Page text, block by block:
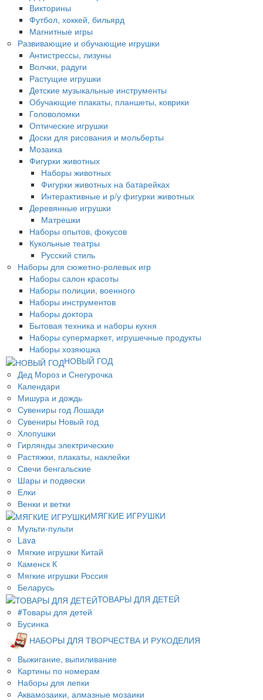
Викторины
Футбол, хоккей, бильярд
Магнитные игры
Развивающие и обучающие игрушки
Антистрессы, лизуны
Волчки, радуги
Растущие игрушки
Детские музыкальные инструменты
Обучающие плакаты, планшеты, коврики
Головоломки
Оптические игрушки
Доски для рисования и мольберты
Мозаика
Фигурки животных
Наборы животных
Фигурки животных на батарейках
Интерактивные и р/у фигурки животных
Деревянные игрушки
Матрешки
Наборы опытов, фокусов
Кукольные театры
Русский стиль
Наборы для сюжетно-ролевых игр
Наборы салон красоты
Наборы полиции, военного
Наборы инструментов
Наборы доктора
Бытовая техника и наборы кухня
Наборы супермаркет, игрушечные продукты
Наборы хозяюшка
НОВЫЙ ГОД
Дед Мороз и Снегурочка
Календари
Мишура и дождь
Сувениры год Лошади
Сувениры Новый год
Хлопушки
Гирлянды электрические
Растяжки, плакаты, наклейки
Свечи бенгальские
Шары и подвески
Елки
Венки и ветки
МЯГКИЕ ИГРУШКИ
Мульти-пульти
Lava
Мягкие игрушки Китай
Каменск К
Мягкие игрушки Россия
Беларусь
ТОВАРЫ ДЛЯ ДЕТЕЙ
#Товары для детей
Бусинка
НАБОРЫ ДЛЯ ТВОРЧЕСТВА И РУКОДЕЛИЯ
Выжигание, выпиливание
Картины по номерам
Наборы для лепки
Аквамозаики, алмазные мозаики